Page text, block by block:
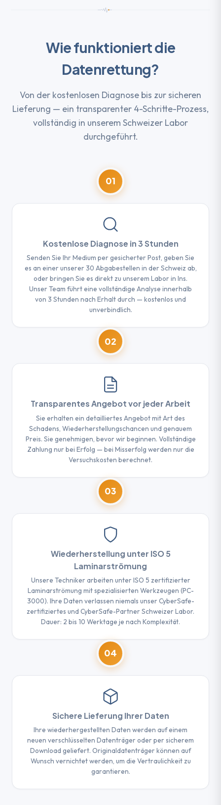
Wie funktioniert die
Datenrettung?
Von der kostenlosen Diagnose bis zur sicheren
Lieferung — ein transparenter 4-Schritte-Prozess,
vollständig in unserem Schweizer Labor
durchgeführt.
01
Kostenlose Diagnose in 3 Stunden
Senden Sie Ihr Medium per gesicherter Post, geben Sie
es an einer unserer 30 Abgabestellen in der Schweiz ab,
oder bringen Sie es direkt zu unserem Labor in Ins.
Unser Team führt eine vollständige Analyse innerhalb
von 3 Stunden nach Erhalt durch — kostenlos und
unverbindlich.
02
Transparentes Angebot vor jeder Arbeit
Sie erhalten ein detailliertes Angebot mit Art des
Schadens, Wiederherstellungschancen und genauem
Preis. Sie genehmigen, bevor wir beginnen. Vollständige
Zahlung nur bei Erfolg — bei Misserfolg werden nur die
Versuchskosten berechnet.
03
Wiederherstellung unter ISO 5
Laminarströmung
Unsere Techniker arbeiten unter ISO 5 zertifizierter
Laminarströmung mit spezialisierten Werkzeugen (PC-
3000). Ihre Daten verlassen niemals unser CyberSafe-
zertifiziertes und CyberSafe-Partner Schweizer Labor.
Dauer: 2 bis 10 Werktage je nach Komplexität.
04
Sichere Lieferung Ihrer Daten
Ihre wiederhergestellten Daten werden auf einem
neuen verschlüsselten Datenträger oder per sicherem
Download geliefert. Originaldatenträger können auf
Wunsch vernichtet werden, um die Vertraulichkeit zu
garantieren.